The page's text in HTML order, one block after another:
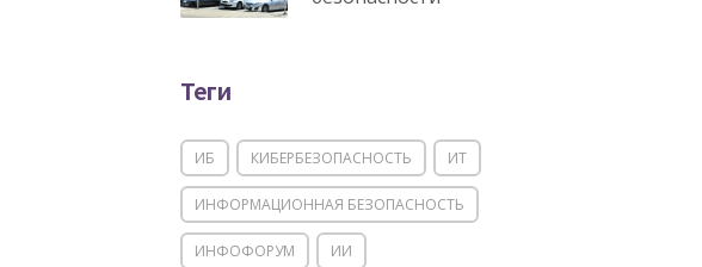
Теги
ИБ КИБЕРБЕЗОПАСНОСТЬ ИТ
ИНФОРМАЦИОННАЯ БЕЗОПАСНОСТЬ
ИНФОФОРУМ ИИ